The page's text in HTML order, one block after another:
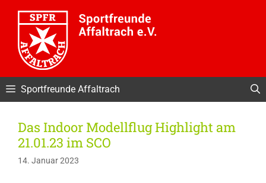
Inhalt
springen
Sportfreunde Affaltrach
Das Indoor Modellflug Highlight am
21.01.23 im SCO
14. Januar 2023